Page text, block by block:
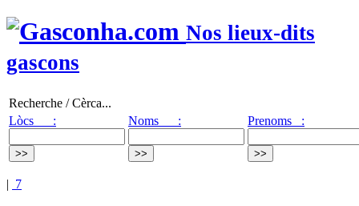
Nos lieux-dits
gascons
Recherche / Cèrca...
Lòcs :
Noms : Prenoms :
| 7